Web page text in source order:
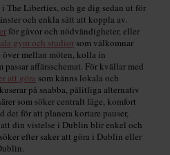
The Liberties, och ge dig sedan ut för
och enkla sätt att koppla av.
för gåvor och nödvändigheter, eller
gym och studior som välkomnar
över mellan möten, kolla in
passar affärsschemat. För kvällar med
att göra som känns lokala och
på snabba, pålitliga alternativ
som söker centralt läge, komfort
det för att planera kortare pauser,
din vistelse i Dublin blir enkel och
efter saker att göra i Dublin eller